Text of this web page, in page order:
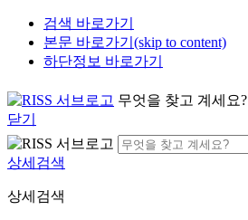
검색 바로가기
본문 바로가기(skip to content)
하단정보 바로가기
무엇을 찾고 계세요?
닫기
상세검색
상세검색